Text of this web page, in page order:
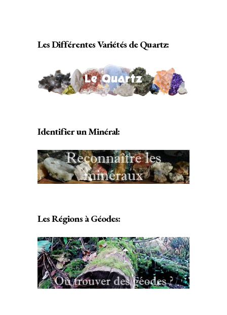
Les Différentes Variétés de Quartz:
Identifier un Minéral:
Les Régions à Géodes: